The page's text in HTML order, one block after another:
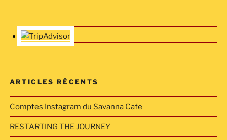
ARTICLES RÉCENTS
Comptes Instagram du Savanna Cafe
RESTARTING THE JOURNEY